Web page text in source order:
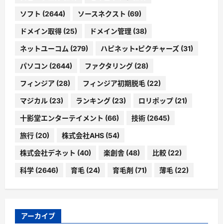
ソフト (2644) ソースネクスト (69)
ドメイン取得 (25) ドメイン管理 (38)
ネットユーコム (279) ハピネット・ピクチャーズ (31)
パソコン (2644) ファクタリング (28)
フィンジア (28) フィンジア初期脱毛 (22)
マジカル (23) ランキング (23) ロリポップ (21)
十影堂エンターテイメント (66) 技術 (2645)
旅行 (20) 株式会社AHS (54)
株式会社デネット (40) 楽創舎 (48) 比較 (22)
科学 (2646) 育毛 (24) 育毛剤 (71) 薄毛 (22)
アーカイブ